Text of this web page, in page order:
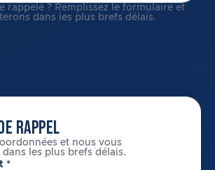
rappelé ? Remplissez le formulaire et
dans les plus brefs délais.
RAPPEL
et nous vous
les plus brefs délais.
*